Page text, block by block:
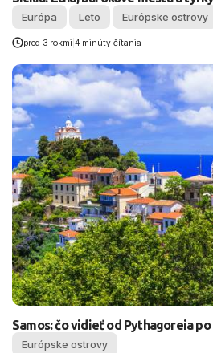
Európa Leto Európske ostrovy
pred 3 rokmi 4 minúty čítania
Samos: čo vidieť od Pythagoreia
Európske ostrovy